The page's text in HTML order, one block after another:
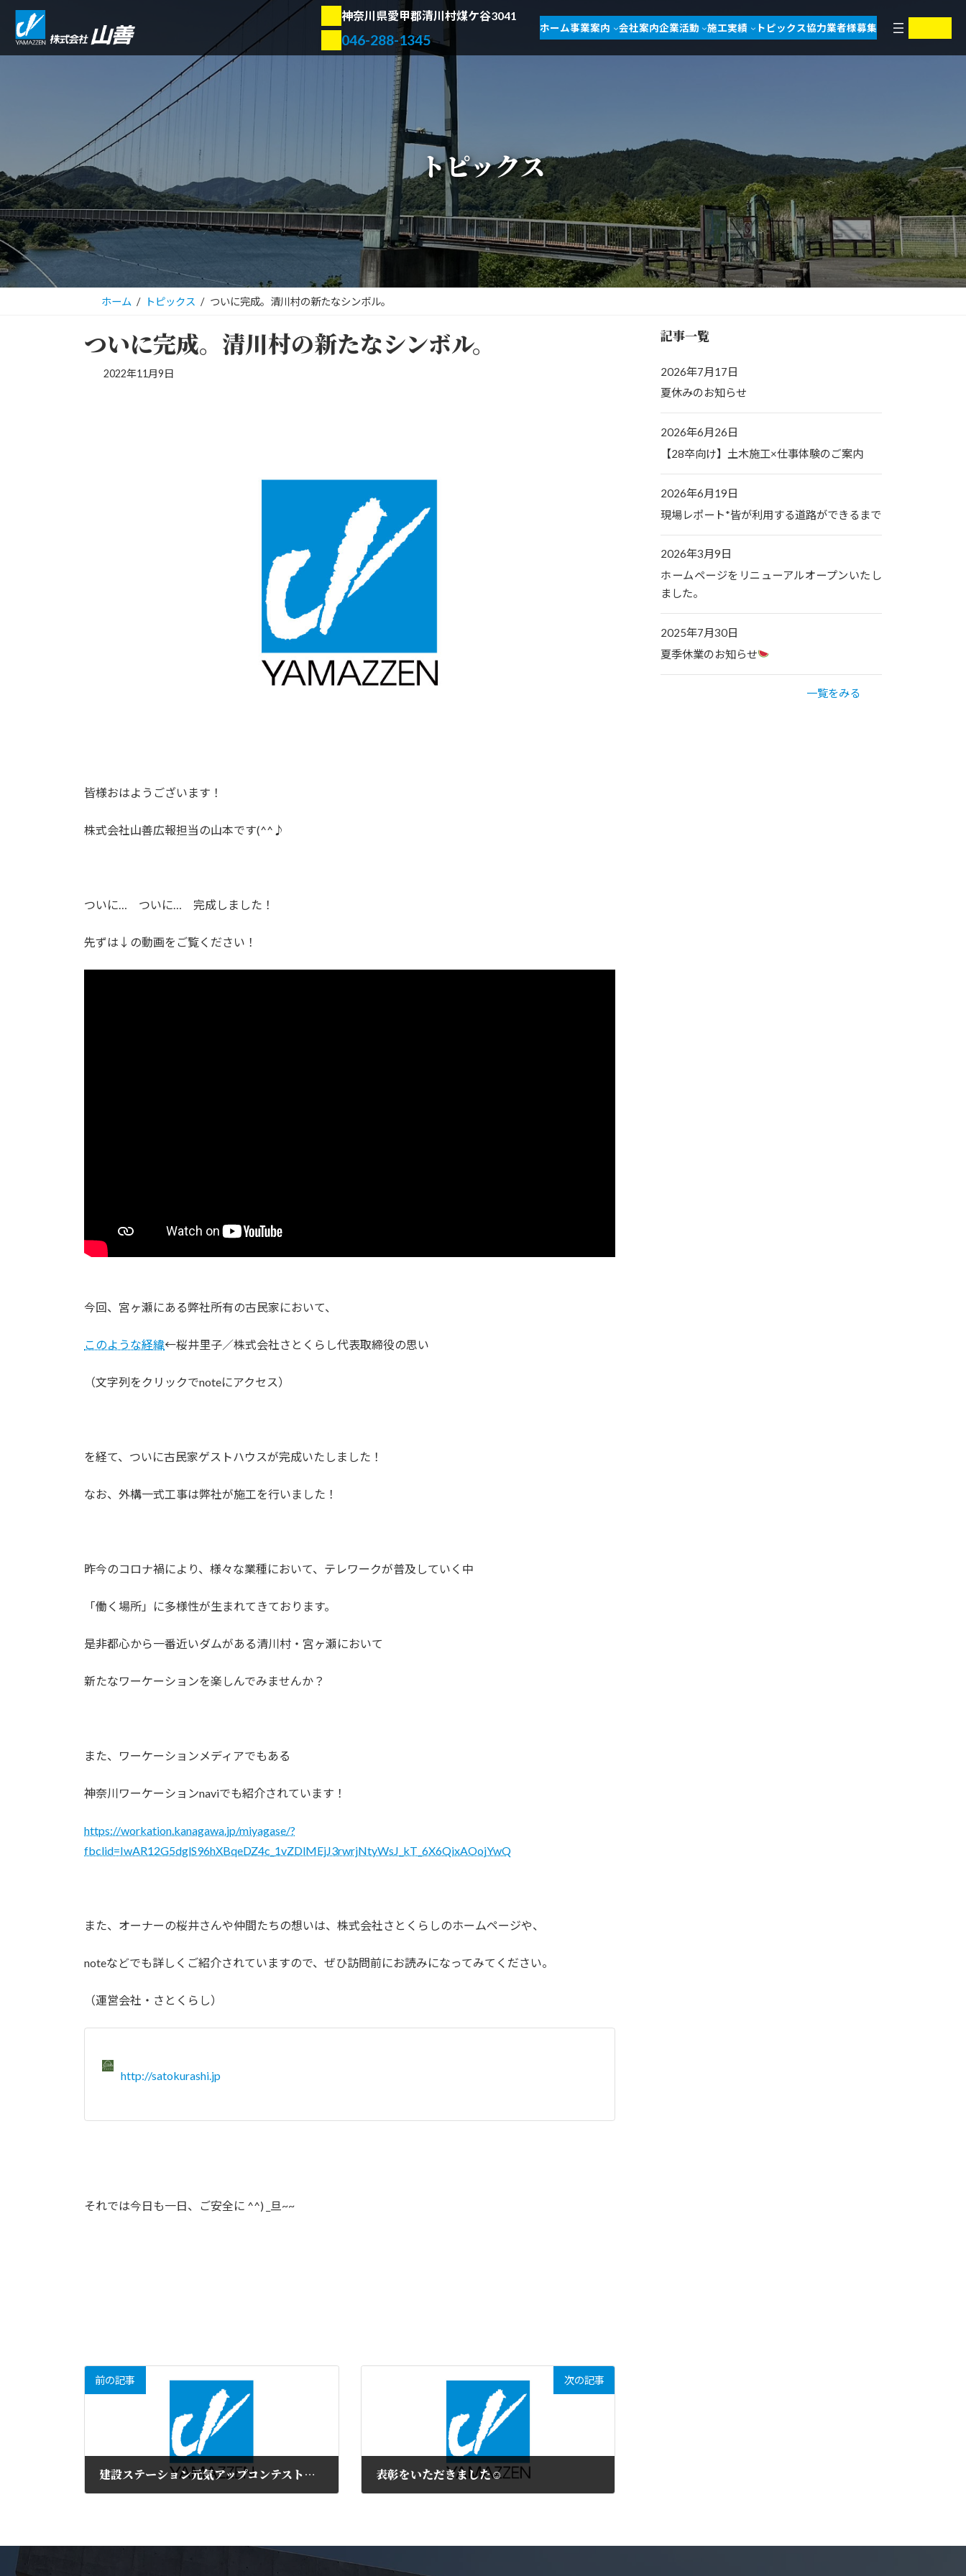
ッ
プ
移
動
神奈川県愛甲郡清川村煤ケ谷3041
046-288-1345
ホーム事業案内 会社案内企業活動 施工実績 トピックス協力業者様募集
ア
ン
ア
ン
トピックス
ホーム トピックス ついに完成。清川村の新たなシンボル。
ついに完成。清川村の新たなシンボル。
2022年11月9日
皆様おはようございます！
株式会社山善広報担当の山本です(^^♪
ついに… ついに… 完成しました！
先ずは↓の動画をご覧ください！
今回、宮ヶ瀬にある弊社所有の古民家において、
このような経緯←桜井里子／株式会社さとくらし代表取締役の思い
（文字列をクリックでnoteにアクセス）
を経て、ついに古民家ゲストハウスが完成いたしました！
なお、外構一式工事は弊社が施工を行いました！
昨今のコロナ禍により、様々な業種において、テレワークが普及していく中
「働く場所」に多様性が生まれてきております。
是非都心から一番近いダムがある清川村・宮ヶ瀬において
新たなワーケーションを楽しんでみませんか？
また、ワーケーションメディアでもある
神奈川ワーケーションnaviでも紹介されています！
https://workation.kanagawa.jp/miyagase/?
fbclid=IwAR12G5dglS96hXBqeDZ4c_1vZDlMEjJ3rwrjNtyWsJ_kT_6X6QixAOojYwQ
また、オーナーの桜井さんや仲間たちの想いは、株式会社さとくらしのホームページや、
noteなどでも詳しくご紹介されていますので、ぜひ訪問前にお読みになってみてください。
（運営会社・さとくらし）
http://satokurashi.jp
それでは今日も一日、ご安全に ^^) _旦~~
前の記事
建設ステーション元気アップコンテスト・技能者表彰に応募しました！
次の記事
表彰をいただきました☺
記事一覧
2026年7月17日
夏休みのお知らせ
2026年6月26日
【28卒向け】土木施工×仕事体験のご案内
2026年6月19日
現場レポート*皆が利用する道路ができるまで
2026年3月9日
ホームページをリニューアルオープンいたし
ました。
2025年7月30日
夏季休業のお知らせ
一覧をみる